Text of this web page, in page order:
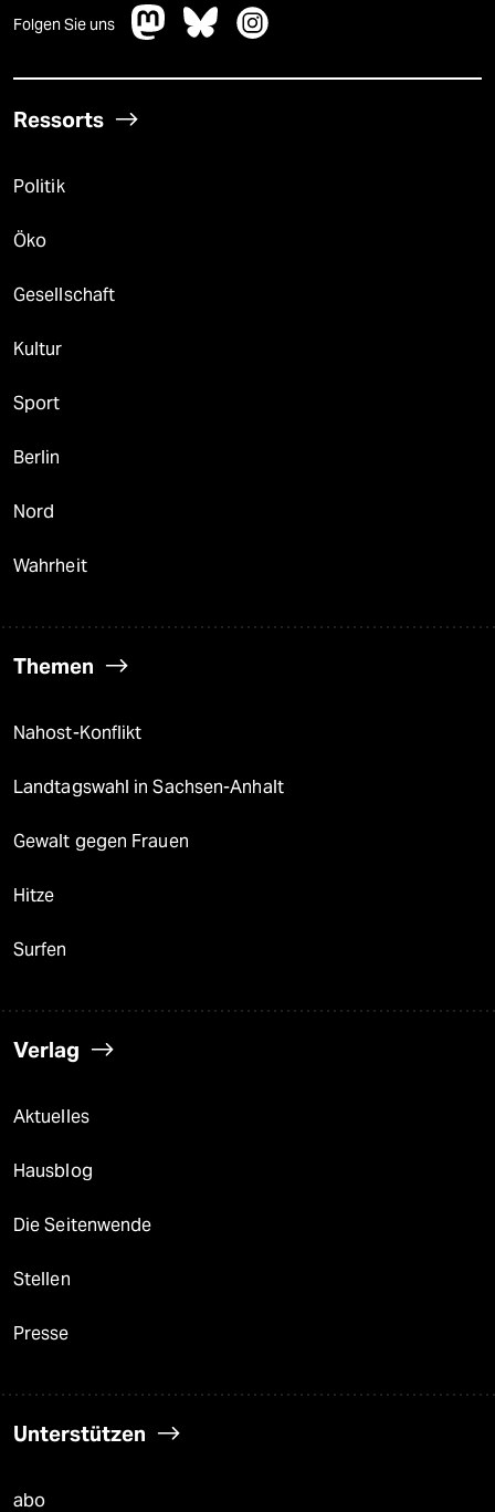
Folgen Sie uns
Ressorts
Politik
Öko
Gesellschaft
Kultur
Sport
Berlin
Nord
Wahrheit
Themen
Nahost-Konflikt
Landtagswahl in Sachsen-Anhalt
Gewalt gegen Frauen
Hitze
Surfen
Verlag
Aktuelles
Hausblog
Die Seitenwende
Stellen
Presse
Unterstützen
abo